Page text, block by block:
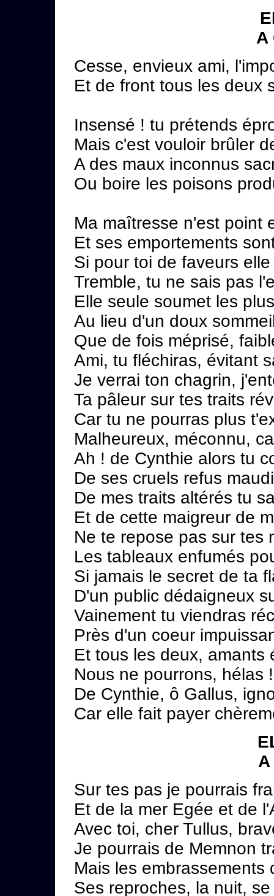
A
Cesse, envieux ami,
Et de front tous les deux
Insensé ! tu prétends
Mais c'est vouloir brûler
A des maux inconnus
Ou boire les poisons
Ma maîtresse n'est point
Et ses emportements
Si pour toi de faveurs
Tremble, tu ne sais pas
Elle seule soumet les
Au lieu d'un doux
Que de fois méprisé,
Ami, tu fléchiras, évitant
Je verrai ton chagrin,
Ta pâleur sur tes traits
Car tu ne pourras plus
Malheureux, méconnu,
Ah ! de Cynthie alors tu
De ses cruels refus
De mes traits altérés tu
Et de cette maigreur de
Ne te repose pas sur tes
Les tableaux enfumés
Si jamais le secret de ta
D'un public dédaigneux
Vainement tu viendras
Près d'un coeur
Et tous les deux, amants
Nous ne pourrons, hélas
De Cynthie, ô Gallus,
Car elle fait payer
A
Sur tes pas je pourrais
Et de la mer Egée et de
Avec toi, cher Tullus,
Je pourrais de Memnon
Mais les embrassements
Ses reproches, la nuit,